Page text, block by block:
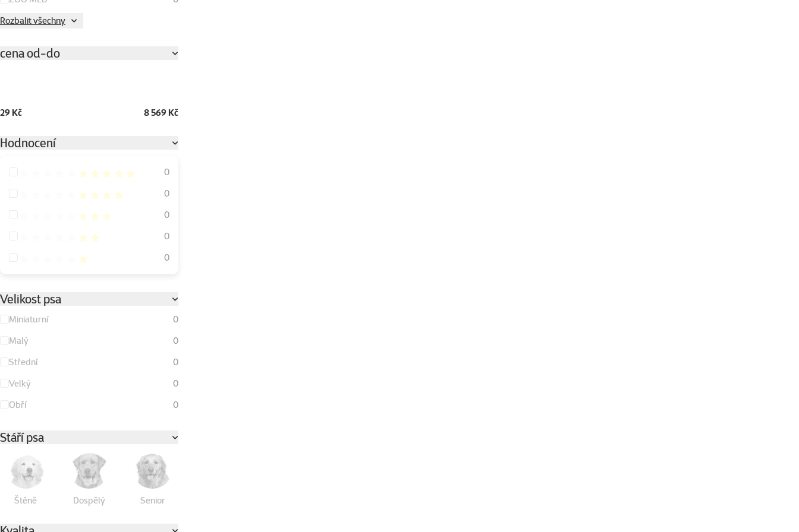
Rozbalit všechny
cena od-do
29 Kč 8 569 Kč
Hodnocení
Hodnocení 100%
0
Hodnocení 80%
0
Hodnocení 60%
0
Hodnocení 40%
0
Hodnocení 20%
0
Velikost psa
Miniaturní
0
Malý
0
Střední
0
Velký
0
Obří
0
Stáří psa
Štěně Dospělý Senior